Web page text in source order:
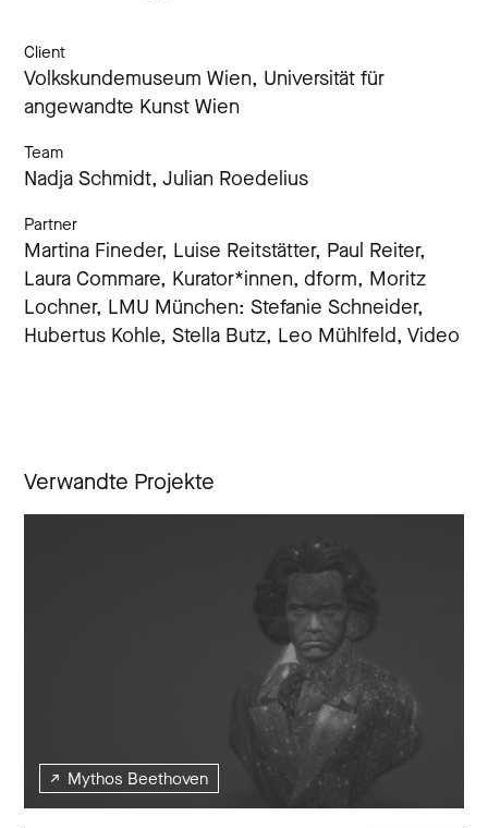
Client
Volkskundemuseum Wien, Universität für
angewandte Kunst Wien
Team
Nadja Schmidt,Julian Roedelius
Partner
Martina Fineder, Luise Reitstätter, Paul Reiter,
Laura Commare, Kurator*innen,dform, Moritz
Lochner, LMU München: Stefanie Schneider,
Hubertus Kohle,Stella Butz, Leo Mühlfeld, Video
Verwandte Projekte
Mythos Beethoven